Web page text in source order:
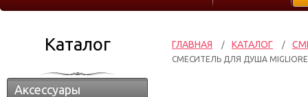
Каталог
Аксессуары
ГЛАВНАЯ / КАТАЛОГ /
СМЕСИТЕЛЬ ДЛЯ ДУША MIGLIORE